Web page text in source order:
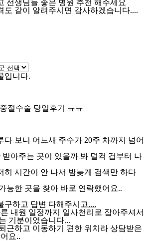
선생님들 좋은 병원 추천 해주세요
도 같이 알려주시면 감사하겠습니다....
입니다.
절수술 당일후기 ㅠㅠ
다 보니 어느새 주수가 20주 차까지 넘어
아주는 곳이 있을까 봐 덜컥 겁부터 나
히 시간이 안 나서 밤늦게 검색만 하다
능한 곳을 찾아 바로 연락했어요..
구하고 답변 다해주시고,,,,
내원 일정까지 일사천리로 잡아주셔서
기분이었습니다...
근하고 이동하기 편한 위치라 상담받은
요..